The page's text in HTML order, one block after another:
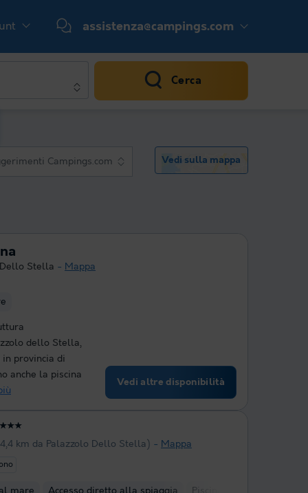
assistenza@campings.com
Cerca
Campings.com Vedi sulla mappa
Stella Mappa
dello Stella,
provincia di
anche la piscina
Vedi altre disponibilità
★★★
km da Palazzolo Dello Stella) Mappa